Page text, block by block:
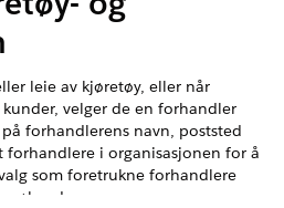
leie av kjøretøy, eller når
velger de en forhandler
forhandlerens navn, poststed
i organisasjonen for å
som foretrukne forhandlere
søknader.